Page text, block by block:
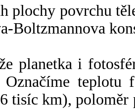
plochy povrchu
Boltzmannova
planetka i
Označíme
tisíc km),